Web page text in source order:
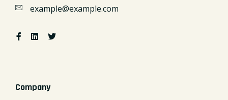
example@example.com
Company